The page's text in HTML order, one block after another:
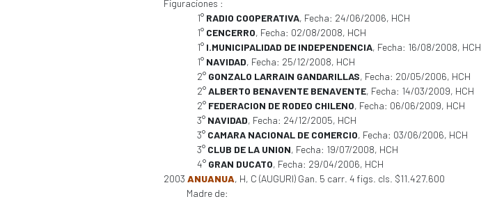
Figuraciones :
1° RADIO COOPERATIVA, Fecha: 24/06/2006, HCH
1° CENCERRO, Fecha: 02/08/2008, HCH
1° I.MUNICIPALIDAD DE INDEPENDENCIA, Fecha: 16/08/2008, HCH
1° NAVIDAD, Fecha: 25/12/2008, HCH
2° GONZALO LARRAIN GANDARILLAS, Fecha: 20/05/2006, HCH
2°ALBERTO BENAVENTE BENAVENTE, Fecha: 14/03/2009, HCH
2° FEDERACION DE RODEO CHILENO, Fecha: 06/06/2009, HCH
3° NAVIDAD, Fecha: 24/12/2005, HCH
3° CAMARA NACIONAL DE COMERCIO, Fecha: 03/06/2006, HCH
3° CLUB DE LA UNION, Fecha: 19/07/2008, HCH
4° GRAN DUCATO, Fecha: 29/04/2006, HCH
2003 ANUANUA, H, C (AUGURI) Gan. 5 carr. 4 figs. cls. $11.427.600
Madre de: